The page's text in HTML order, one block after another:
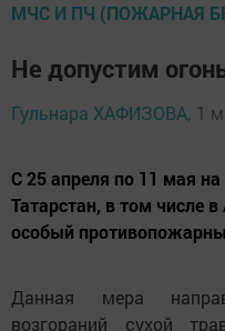
МЧС И ПЧ (ПОЖАРНАЯ
Не допустим
Гульнара ХАФИЗОВА, 1
С 25 апреля по 11 мая
Татарстан, в том числе
особый
Данная мера
возгораний сухой